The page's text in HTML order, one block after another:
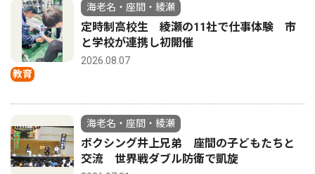
教育
海老名・座間・綾瀬
定時制高校生 綾瀬の11社で仕事体験 市
と学校が連携し初開催
2026.08.07
海老名・座間・綾瀬
ボクシング井上兄弟 座間の子どもたちと
交流 世界戦ダブル防衛で凱旋